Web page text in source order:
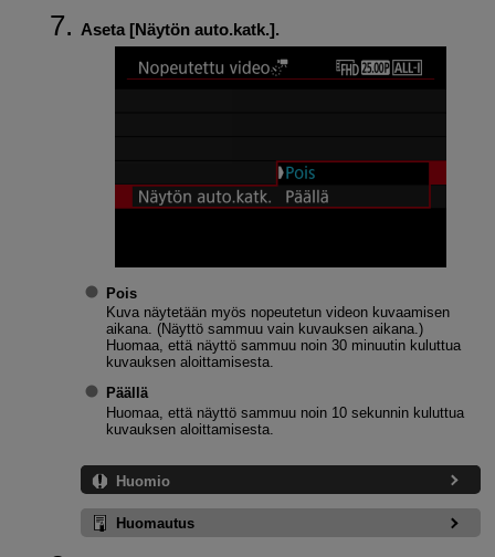
Aseta [Näytön auto.katk.].
Pois
Kuva näytetään myös nopeutetun videon kuvaamisen
aikana. (Näyttö sammuu vain kuvauksen aikana.)
Huomaa, että näyttö sammuu noin 30 minuutin kuluttua
kuvauksen aloittamisesta.
Päällä
Huomaa, että näyttö sammuu noin 10 sekunnin kuluttua
kuvauksen aloittamisesta.
Huomio
Huomautus